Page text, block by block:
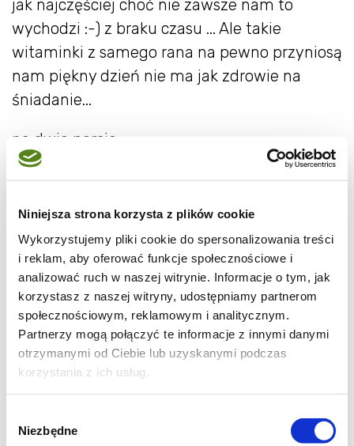
Niniejsza strona korzysta z plików cookie
Wykorzystujemy pliki cookie do spersonalizowania treści
i reklam, aby oferować funkcje społecznościowe i
analizować ruch w naszej witrynie. Informacje o tym, jak
korzystasz z naszej witryny, udostępniamy partnerom
społecznościowym, reklamowym i analitycznym.
Partnerzy mogą połączyć te informacje z innymi danymi
otrzymanymi od Ciebie lub uzyskanymi podczas
korzystania z ich usług.
zgody
Niezbędne
jak najczęściej choć nie zawsze nam to
wychodzi :-) z braku czasu ... Ale takie
witaminki z samego rana na pewno przyniosą
nam piękny dzień nie ma jak zdrowie na
śniadanie...
na dwie porcje
1 szklanka jogurtu naturalnego
1 grejpfrut
1 banan
Do blendera wlać jogurt, owoce sparzyć i
zetrzeć skórę. Następnie obrać pozostałą
skórę tak oczyszczone kawałki pomarańczy i
grejpfruta dodać do jogurtu wraz z obranym
bananem i zmiksować.
Ja nie dosładzam koktajlu, ale jeżeli wolicie